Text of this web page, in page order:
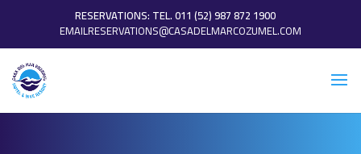
RESERVATIONS: TEL. 011 (52) 987 872 1900
EMAILRESERVATIONS@CASADELMARCOZUMEL.COM